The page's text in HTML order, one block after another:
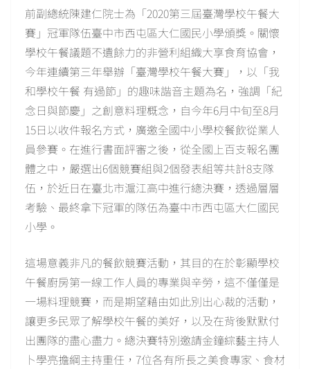
前副總統陳建仁院士為「2020第三屆臺灣學校午餐大
賽」冠軍隊伍臺中市西屯區大仁國民小學頒獎。關懷
學校午餐議題不遺餘力的非營利組織大享食育協會，
今年連續第三年舉辦「臺灣學校午餐大賽」，以「我
和學校午餐 有過節」的趣味諧音主題為名，強調「紀
念日與節慶」之創意料理概念，自今年6月中旬至8月
15日以收件報名方式，廣邀全國中小學校餐飲從業人
員參賽。在進行書面評審之後，從全國上百支報名團
體之中，嚴選出6個競賽組與2個發表組等共計8支隊
伍，於近日在臺北市滬江高中進行總決賽，透過層層
考驗、最終拿下冠軍的隊伍為臺中市西屯區大仁國民
小學。
這場意義非凡的餐飲競賽活動，其目的在於彰顯學校
午餐廚房第一線工作人員的專業與辛勞，這不僅僅是
一場料理競賽，而是期望藉由如此別出心裁的活動，
讓更多民眾了解學校午餐的美好，以及在背後默默付
出團隊的盡心盡力。總決賽特別邀請金鐘綜藝主持人
卜學亮擔綱主持重任，7位各有所長之美食專家、食材